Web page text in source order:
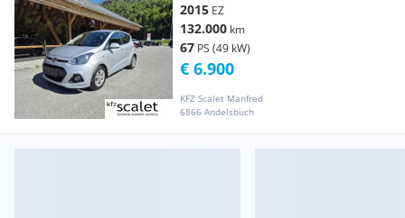
2015 EZ
132.000 km
67 PS (49 kW)
KFZ Scalet Manfred
6866 Andelsbuch
€ 6.900